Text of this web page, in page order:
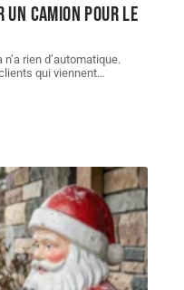
un camion pour le
rien d’automatique.
qui viennent…